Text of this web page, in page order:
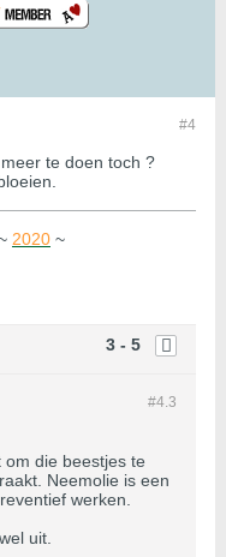
#4
te doen toch ?
2020 ~
3 - 5
#4.3
die beestjes te
Neemolie is een
werken.
uit.